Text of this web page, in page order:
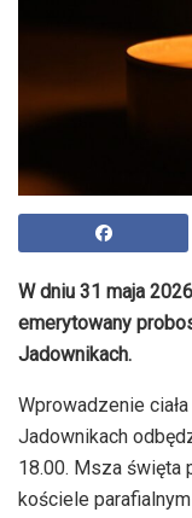
W dniu 31 maja
emerytowany
Jadownikach.
Wprowadzenie
Jadownikach
18.00. Msza święta
kościele